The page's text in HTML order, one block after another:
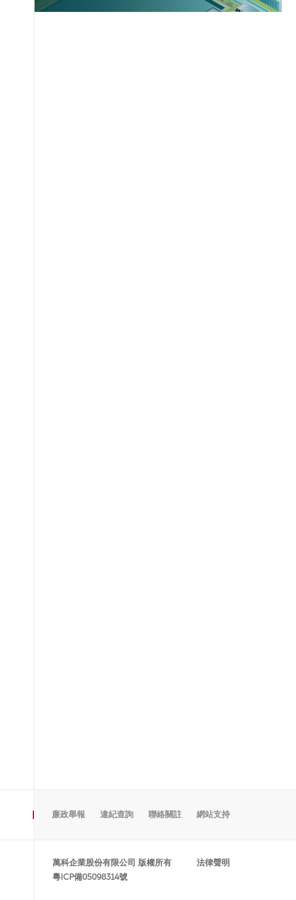
廉政舉報 違紀查詢 聯絡關註 網站支持
萬科企業股份有限公司 版權所有
法律聲明
粵ICP備05098314號